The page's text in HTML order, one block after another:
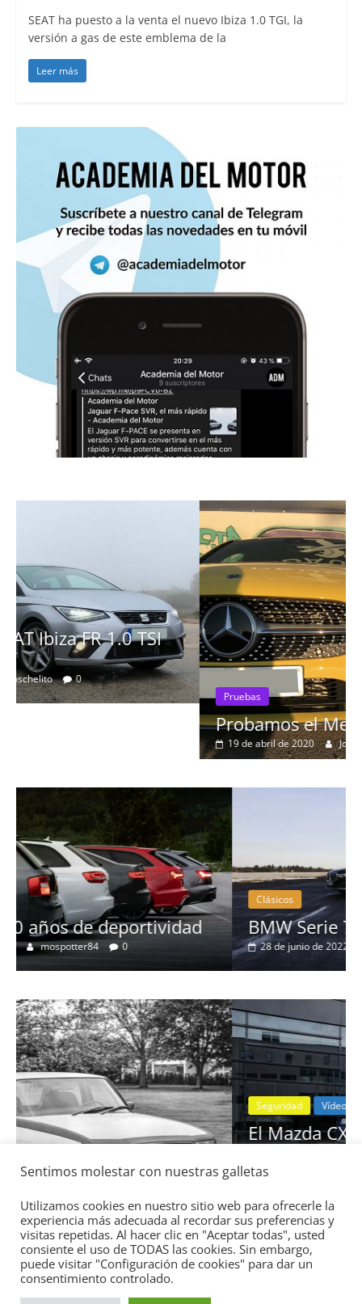
SEAT ha puesto a la venta el nuevo Ibiza 1.0 TGI, la
versión a gas de este emblema de la
Leer más
Pruebas
Probamos el Mercedes-Benz A200d
Joschelito 0
Clásicos
BMW Serie 7: lujo desde 1977
28 de junio de 2022 mospotter84 0
Seguridad Vídeo
El Mazda CX-5 2022 logra la máxima
nota en las pruebas de seguridad del
IIHS
11 de noviembre de 2021 mospotter84 0
Sentimos molestar con nuestras galletas
Utilizamos cookies en nuestro sitio web para ofrecerle la
experiencia más adecuada al recordar sus preferencias y
visitas repetidas. Al hacer clic en "Aceptar todas", usted
consiente el uso de TODAS las cookies. Sin embargo,
puede visitar "Configuración de cookies" para dar un
consentimiento controlado.